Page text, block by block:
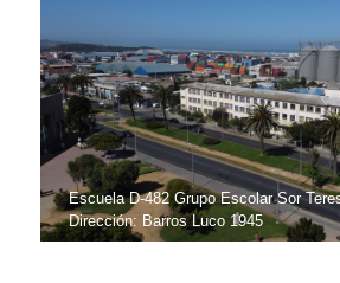
Escuela D-482 Grupo Escolar Sor
Dirección: Barros Luco 1945